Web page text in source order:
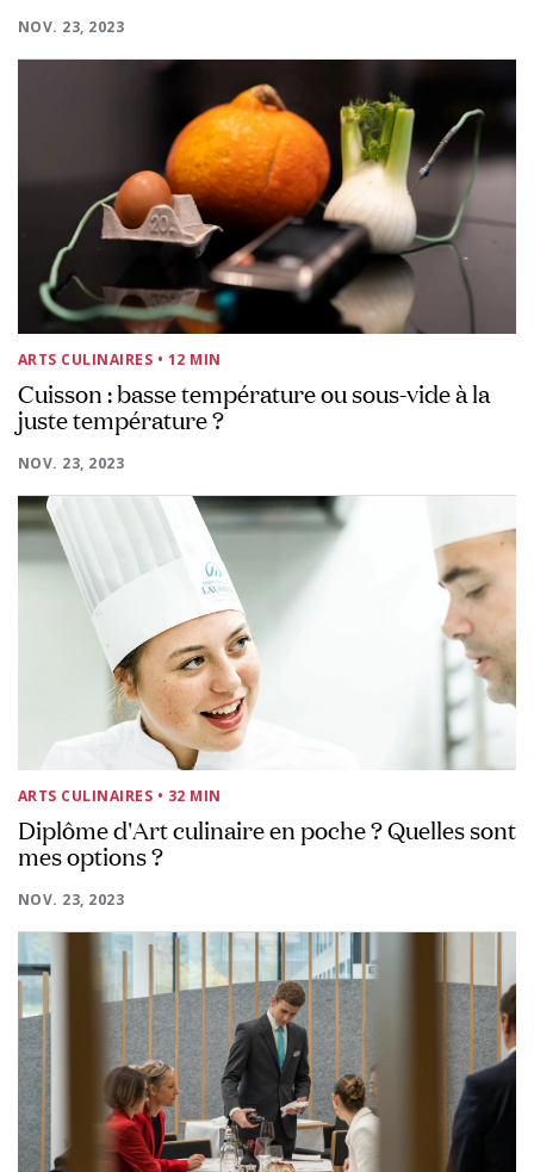
NOV. 23, 2023
ARTS CULINAIRES • 12 MIN
Cuisson : basse température ou sous-vide à la
juste température ?
NOV. 23, 2023
ARTS CULINAIRES • 32 MIN
Diplôme d'Art culinaire en poche ? Quelles sont
mes options ?
NOV. 23, 2023